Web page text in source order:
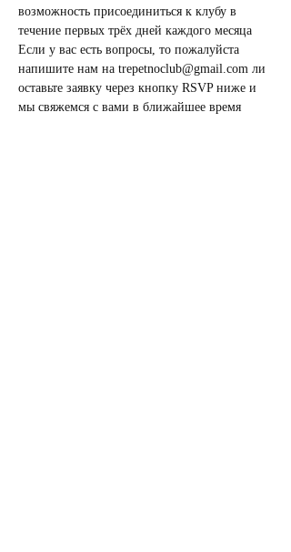
возможность присоединиться к клубу в
течение первых трёх дней каждого месяца
Если у вас есть вопросы, то пожалуйста
напишите нам на trepetnoclub@gmail.com ли
оставьте заявку через кнопку RSVP ниже и
мы свяжемся с вами в ближайшее время